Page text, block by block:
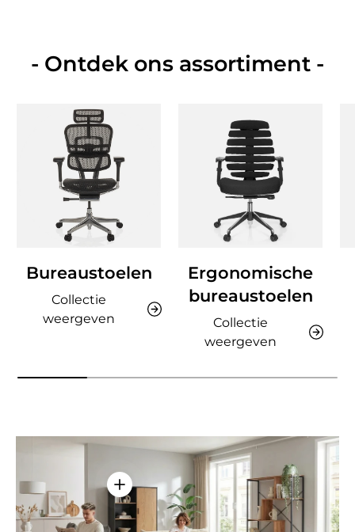
- Ontdek ons assortiment -
Bureaustoelen
Collectie
weergeven
Ergonomische
bureaustoelen
Collectie
weergeven
Details weergeven - AMIO H -